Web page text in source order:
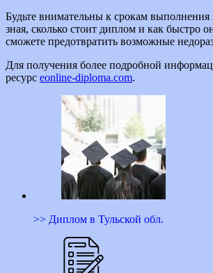
Будьте внимательны к срокам выполнения
зная, сколько стоит диплом и как быстро
сможете предотвратить возможные
Для получения более подробной
ресурс eonline-diploma.com.
>> Диплом в Тульской обл.